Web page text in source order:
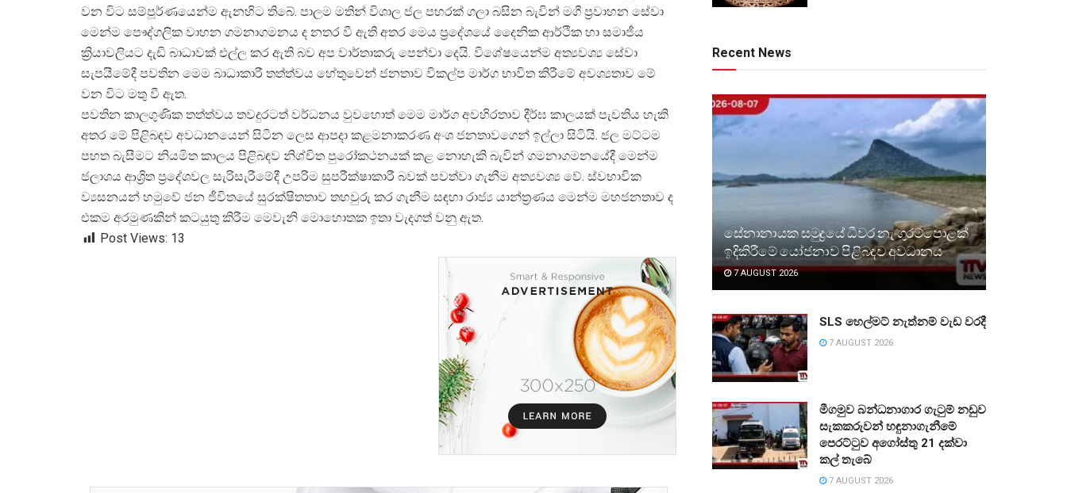
වන විට සම්පූර්ණයෙන්ම ඇනහිට තිබේ. පාලම මතින් විශාල ජල පහරක් ගලා බසින බැවින් මගී ප්රවාහන සේවා
මෙන්ම පෞද්ගලික වාහන ගමනාගමනය ද නතර වී ඇති අතර මෙය ප්රදේශයේ දෛනික ආර්ථික හා සමාජීය
ක්රියාවලියට දැඩි බාධාවක් එල්ල කර ඇති බව අප වාර්තාකරු පෙන්වා දෙයි. විශේෂයෙන්ම අත්යවශ් ය සේවා
සැපයීමේදී පවතින මෙම බාධාකාරී තත්ත්වය හේතුවෙන් ජනතාව විකල්ප මාර්ග භාවිත කිරීමේ අවශ්යතාව මේ
වන විට මතු වී ඇත.
පවතින කාලගුණික තත්ත්වය තවදුරටත් වර්ධනය වුවහොත් මෙම මාර්ග අවහිරතාව දීර්ඝ කාලයක් පැවතිය හැකි
අතර මේ පිළිබඳව අවධානයෙන් සිටින ලෙස ආපදා කළමනාකරණ අංශ ජනතාවගෙන් ඉල්ලා සිටියි. ජල මට්ටම
පහත බැසීමට නියමිත කාලය පිළිබඳව නිශ්චිත පුරෝකථනයක් කළ නොහැකි බැවින් ගමනාගමනයේදී මෙන්ම
ජලාශය ආශ්රිත ප්රදේශවල සැරිසැරීමේදී උපරිම සුපරීක්ෂාකාරී බවක් පවත්වා ගැනීම අත්යවශ් ය වේ. ස්වභාවික
ව්යසනයන් හමුවේ ජන ජීවිතයේ සුරක්ෂිතතාව තහවුරු කර ගැනීම සඳහා රාජ් ය යාන්ත්රණය මෙන්ම මහජනතාව ද
එකම අරමුණකින් කටයුතු කිරීම මෙවැනි මොහොතක ඉතා වැදගත් වනු ඇත.
Post Views: 13
Recent News
සේනානායක සමුද්‍රයේ ධීවර නැංගුරම්පොළක්
ඉදිකිරීමේ යෝජනාව පිළිබඳව අවධානය
7 AUGUST 2026
SLS හෙල්මට් නැත්නම් වැඩ වරදී
7 AUGUST 2026
මීගමුව බන්ධනාගාර ගැටුම් නඩුව
සැකකරුවන් හඳුනාගැනීමේ
පෙරට්ටුව අගෝස්තු 21 දක්වා
කල් තැබේ
7 AUGUST 2026